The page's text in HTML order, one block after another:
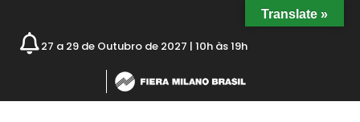
27 a 29 de Outubro de 2027 | 10h às 19h
Translate »